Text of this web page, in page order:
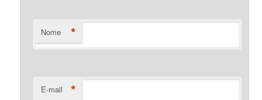
Nome *
E-mail *